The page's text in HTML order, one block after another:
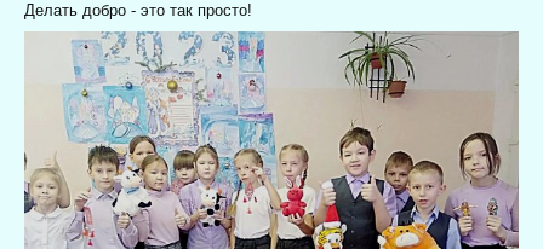
Делать добро - это так просто!